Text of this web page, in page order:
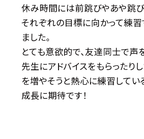
休み時間には前跳びやあや跳
それぞれの目標に向かって練
ました。
とても意欲的で、友達同士で声
先生にアドバイスをもらったり
を増やそうと熱心に練習してい
成長に期待です！